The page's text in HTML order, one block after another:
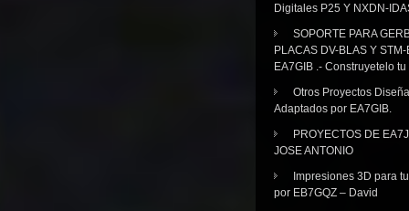
Digitales P25 Y NXDN-
SOPORTE PARA
PLACAS DV-BLAS Y
EA7GIB .- Construyetelo
Otros Proyectos
Adaptados por EA7GIB.
PROYECTOS DE
JOSE ANTONIO
Impresiones 3D para
por EB7GQZ – David